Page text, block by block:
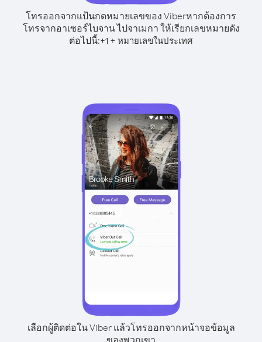
โทรออกจากแป้นกดหมายเลขของ Viberหากต้องการ
โทรจากอาเซอร์ไบจาน ไปจาเมกา ให้เรียกเลขหมายดัง
ต่อไปนี้:+1 + หมายเลขในประเทศ
เลือกผู้ติดต่อใน Viber แล้วโทรออกจากหน้าจอข้อมูล
ของพวกเขา